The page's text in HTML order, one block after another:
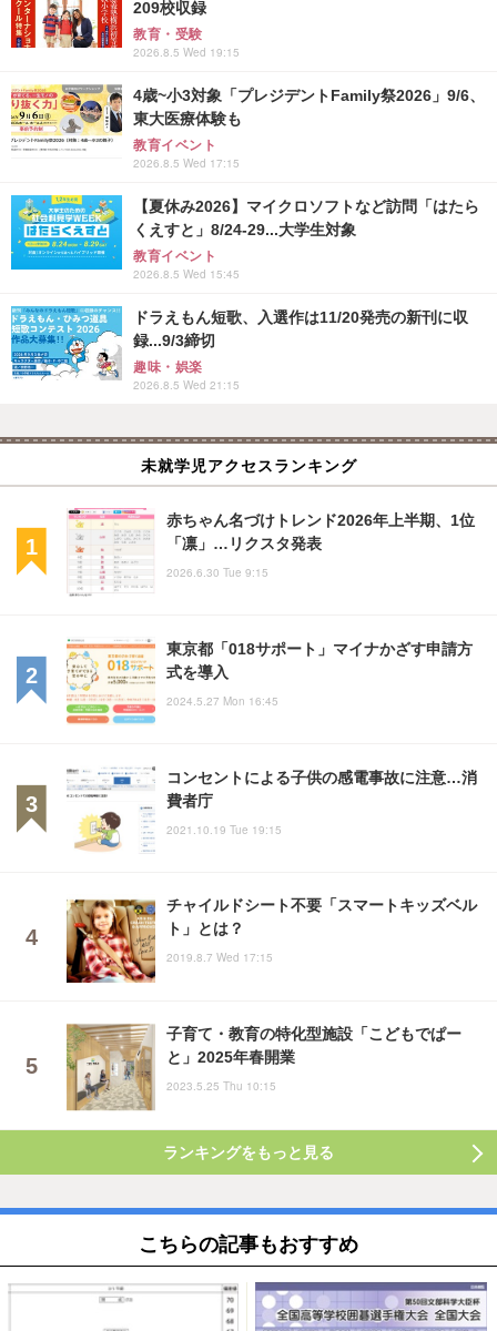
209校収録
教育・受験
2026.8.5 Wed 19:15
4歳~小3対象「プレジデントFamily祭2026」9/6、
東大医療体験も
教育イベント
2026.8.5 Wed 17:15
【夏休み2026】マイクロソフトなど訪問「はたら
くえすと」8/24-29...大学生対象
教育イベント
2026.8.5 Wed 15:45
ドラえもん短歌、入選作は11/20発売の新刊に収
録...9/3締切
趣味・娯楽
2026.8.5 Wed 21:15
未就学児アクセスランキング
赤ちゃん名づけトレンド2026年上半期、1位
「凛」…リクスタ発表
2026.6.30 Tue 9:15
東京都「018サポート」マイナかざす申請方
式を導入
2024.5.27 Mon 16:45
コンセントによる子供の感電事故に注意…消
費者庁
2021.10.19 Tue 19:15
チャイルドシート不要「スマートキッズベル
ト」とは？
2019.8.7 Wed 17:15
子育て・教育の特化型施設「こどもでぱー
と」2025年春開業
2023.5.25 Thu 10:15
ランキングをもっと見る
こちらの記事もおすすめ